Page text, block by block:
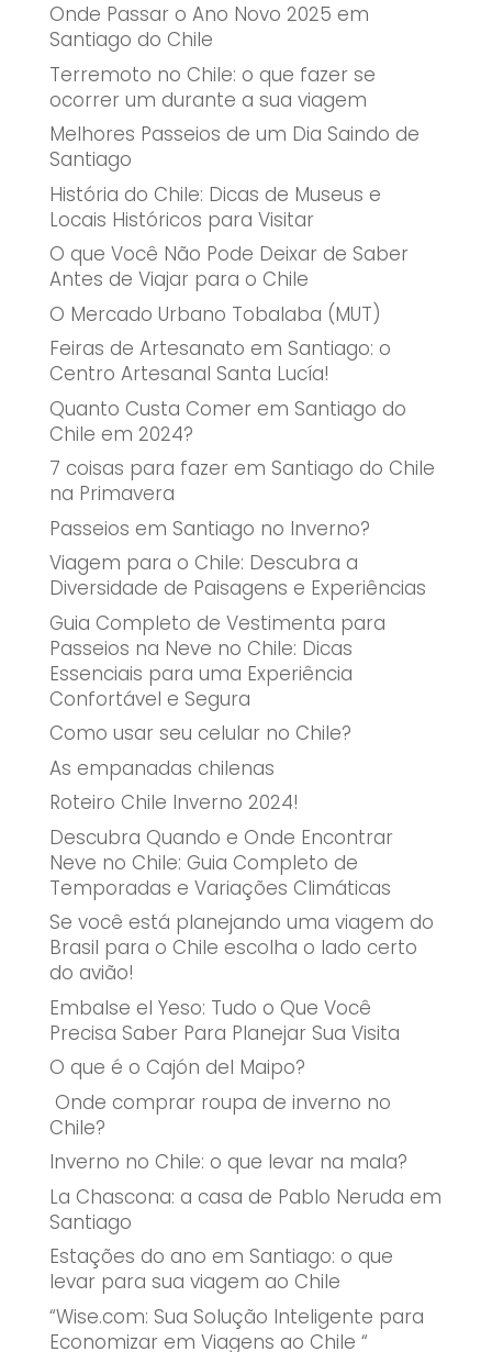
Onde Passar o Ano Novo 2025 em
Santiago do Chile
Terremoto no Chile: o que fazer se
ocorrer um durante a sua viagem
Melhores Passeios de um Dia Saindo de
Santiago
História do Chile: Dicas de Museus e
Locais Históricos para Visitar
O que Você Não Pode Deixar de Saber
Antes de Viajar para o Chile
O Mercado Urbano Tobalaba (MUT)
Feiras de Artesanato em Santiago: o
Centro Artesanal Santa Lucía!
Quanto Custa Comer em Santiago do
Chile em 2024?
7 coisas para fazer em Santiago do Chile
na Primavera
Passeios em Santiago no Inverno?
Viagem para o Chile: Descubra a
Diversidade de Paisagens e Experiências
Guia Completo de Vestimenta para
Passeios na Neve no Chile: Dicas
Essenciais para uma Experiência
Confortável e Segura
Como usar seu celular no Chile?
As empanadas chilenas
Roteiro Chile Inverno 2024!
Descubra Quando e Onde Encontrar
Neve no Chile: Guia Completo de
Temporadas e Variações Climáticas
Se você está planejando uma viagem do
Brasil para o Chile escolha o lado certo
do avião!
Embalse el Yeso: Tudo o Que Você
Precisa Saber Para Planejar Sua Visita
O que é o Cajón del Maipo?
Onde comprar roupa de inverno no
Chile?
Inverno no Chile: o que levar na mala?
La Chascona: a casa de Pablo Neruda em
Santiago
Estações do ano em Santiago: o que
levar para sua viagem ao Chile
“Wise.com: Sua Solução Inteligente para
Economizar em Viagens ao Chile “